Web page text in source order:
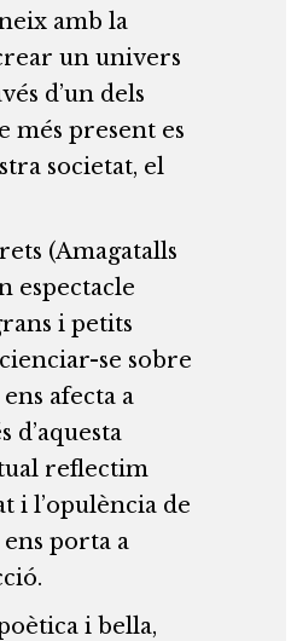
amb la
un univers
d’un dels
més present es
societat, el
(Amagatalls
espectacle
i petits
se sobre
afecta a
d’aquesta
reflectim
i l’opulència de
ens porta a
i bella,